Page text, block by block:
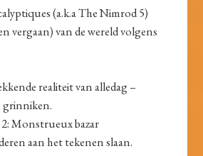
(a.k.a The Nimrod 5)
vergaan) van de wereld volgens
realiteit van alledag –
grinniken.
Monstrueux bazar
aan het tekenen slaan.